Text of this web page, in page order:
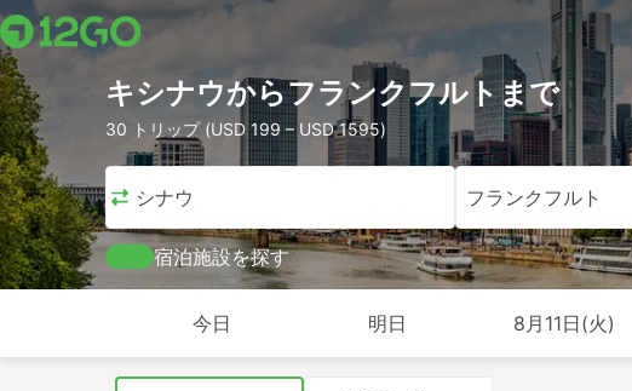
キシナウからフランクフルトまで
30 トリップ (USD 199 – USD 1595)
キシナウ フランクフルト
宿泊施設を探す
今日 明日 8月11日(火)